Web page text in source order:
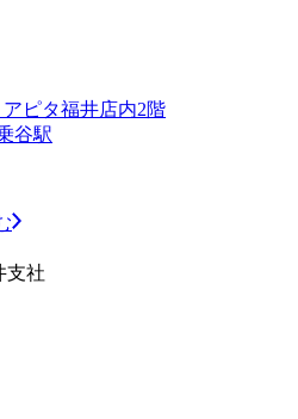
ピタ福井店内2階
谷駅
支社